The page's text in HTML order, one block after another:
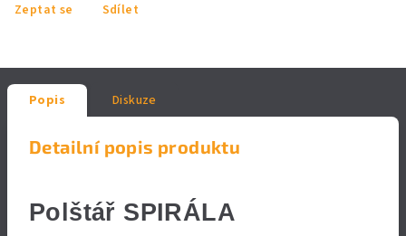
Zeptat se Sdílet
Popis Diskuze
Detailní popis produktu
Polštář SPIRÁLA